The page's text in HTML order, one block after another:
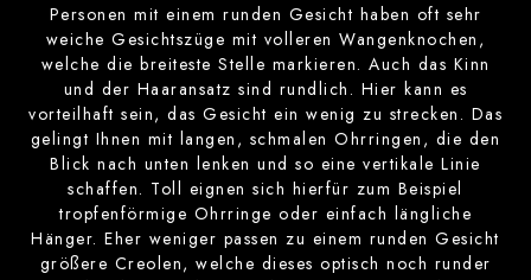
Personen mit einem runden Gesicht haben oft sehr
weiche Gesichtszüge mit volleren Wangenknochen,
welche die breiteste Stelle markieren. Auch das Kinn
und der Haaransatz sind rundlich. Hier kann es
vorteilhaft sein, das Gesicht ein wenig zu strecken. Das
gelingt Ihnen mit langen, schmalen Ohrringen, die den
Blick nach unten lenken und so eine vertikale Linie
schaffen. Toll eignen sich hierfür zum Beispiel
tropfenförmige Ohrringe oder einfach längliche
Hänger. Eher weniger passen zu einem runden Gesicht
größere Creolen, welche dieses optisch noch runder